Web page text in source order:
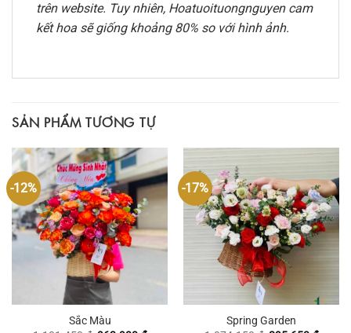
trên website. Tuy nhiên, Hoatuoituongnguyen cam
kết hoa sẽ giống khoảng 80% so với hình ảnh.
SẢN PHẨM TƯƠNG TỰ
-12%
Sắc Màu
-17%
Spring Garden